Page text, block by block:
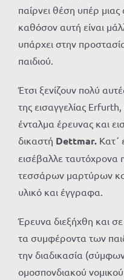
παίρνει θέση υπέρ
καθόσον αυτή είναι
υπάρχει στην
παιδιού.
Έτσι ξενίζουν πολύ
της εισαγγελίας
ένταλμα έρευνας και
δικαστή Dettmar. Κατ΄
εισέβαλλε ταυτόχρονα
τεσσάρων μαρτύρων
υλικό και έγγραφα.
Έρευνα διεξήχθη και
τα συμφέροντα των
την διαδικασία
ομοσπονδιακού